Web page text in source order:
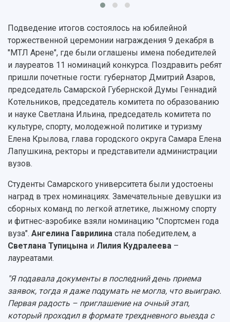
Устойчивое развитие
Кампус
3D-тур по университету
Музеи
Учебный аэродром
Центр истории авиационных двигателей
Ботанический сад
Умный дом бабочек
Международный межвузовский кампус
Сведения об образовательной организации
Официальные документы
Видеолекции
Противодействие COVID-19
Областной конкурс "Молодой учёный"
деятельности
Журналы Самарского университета
Научные конференции
Патенты
Публикации и издания
Отчеты о проведенных конференциях
Подведение итогов состоялось на юбилейной
торжественной церемонии награждения 9 декабря в
"МТЛ Арене", где были оглашены имена победителей
и лауреатов 11 номинаций конкурса. Поздравить ребят
пришли почетные гости: губернатор Дмитрий Азаров,
председатель Самарской Губернской Думы Геннадий
Котельников, председатель комитета по образованию
и науке Светлана Ильина, председатель комитета по
культуре, спорту, молодежной политике и туризму
Елена Крылова, глава городского округа Самара Елена
Лапушкина, ректоры и представители администрации
вузов.
Студенты Самарского университета были удостоены
наград в трех номинациях. Замечательные девушки из
сборных команд по легкой атлетике, лыжному спорту
и фитнес-аэробике взяли номинацию "Спортсмен года
вуза". Ангелина Гаврилина стала победителем, а
Светлана Тупицына и Лилия Кудралеева –
лауреатами.
"Я подавала документы в последний день приема
заявок, тогда я даже подумать не могла, что выиграю.
Первая радость – приглашение на очный этап,
который проходил в формате трехдневного выезда с